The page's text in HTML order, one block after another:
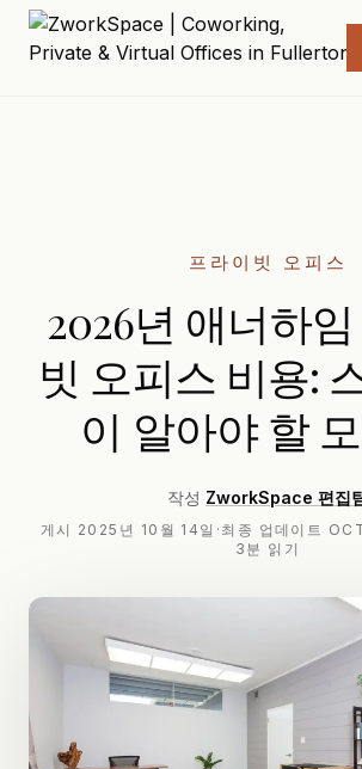
프라이빗 오피스
2026년 애너하
빗 오피스 비용:
이 알아야 할
작성 ZworkSpace 편집
게시 2025년 10월 14일 · 최종 업데이트
3분 읽기